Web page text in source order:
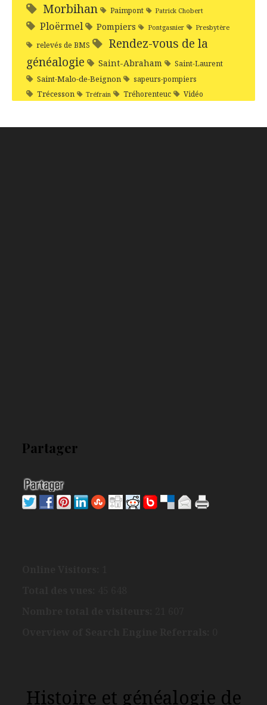
Morbihan Paimpont Patrick Chobert
Ploërmel Pompiers Pontgasnier Presbytère
relevés de BMS
Rendez-vous de la
généalogie
Saint-Abraham Saint-Laurent
Saint-Malo-de-Beignon sapeurs-pompiers
Trécesson Tréfrain Tréhorenteuc Vidéo
Partager
Histoire et généalogie de